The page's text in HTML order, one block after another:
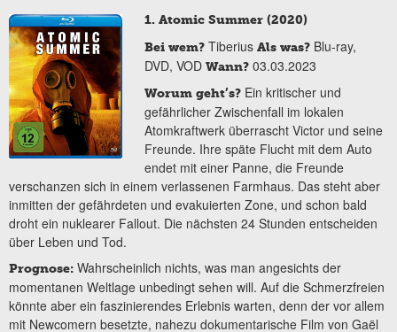
1. Atomic Summer (2020)
Bei wem? TiberiusAls was? Blu-ray,
DVD, VODWann? 03.03.2023
Worum geht’s? Ein kritischer und
gefährlicher Zwischenfall im lokalen
Atomkraftwerk überrascht Victor und seine
Freunde. Ihre späte Flucht mit dem Auto
endet mit einer Panne, die Freunde
verschanzen sich in einem verlassenen Farmhaus. Das steht aber
inmitten der gefährdeten und evakuierten Zone, und schon bald
droht ein nuklearer Fallout. Die nächsten 24 Stunden entscheiden
über Leben und Tod.
Prognose: Wahrscheinlich nichts, was man angesichts der
momentanen Weltlage unbedingt sehen will. Auf die Schmerzfreien
könnte aber ein faszinierendes Erlebnis warten, denn der vor allem
mit Newcomern besetzte, nahezu dokumentarische Film von Gaël